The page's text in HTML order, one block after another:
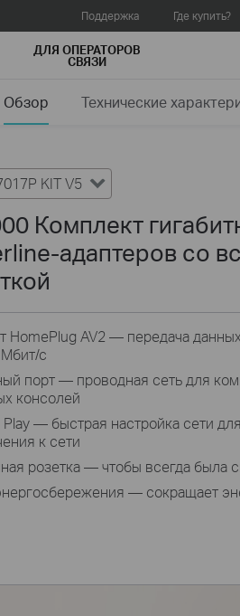
Поддержка Где купить?
ДЛЯ ОПЕРАТОРОВ
СВЯЗИ
Обзор Технические
KIT V5
Комплект
адаптеров со
HomePlug AV2 — передача
с
порт — проводная сеть для
консолей
Play — быстрая настройка сети
к сети
розетка — чтобы всегда была
— сокращает